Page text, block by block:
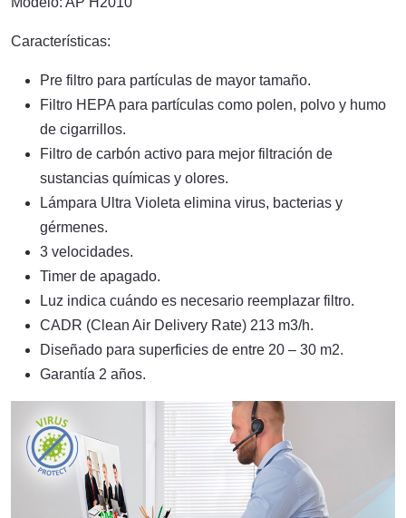
Características:
Pre filtro para partículas de mayor tamaño.
Filtro HEPA para partículas como polen, polvo y humo
de cigarrillos.
Filtro de carbón activo para mejor filtración de
sustancias químicas y olores.
Lámpara Ultra Violeta elimina virus, bacterias y
gérmenes.
3 velocidades.
Timer de apagado.
Luz indica cuándo es necesario reemplazar filtro.
CADR (Clean Air Delivery Rate) 213 m3/h.
Diseñado para superficies de entre 20 – 30 m2.
Garantía 2 años.